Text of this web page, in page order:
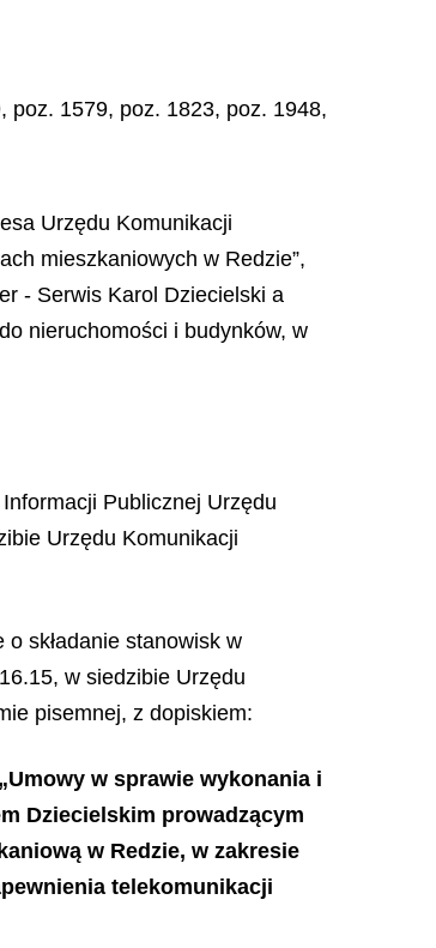
poz. 1579, poz. 1823, poz. 1948,
Urzędu Komunikacji
mieszkaniowych w Redzie”,
- Serwis Karol Dziecielski a
nieruchomości i budynków, w
Publicznej Urzędu
Urzędu Komunikacji
składanie stanowisk w
w siedzibie Urzędu
pisemnej, z dopiskiem:
w sprawie wykonania i
Dziecielskim prowadzącym
w Redzie, w zakresie
telekomunikacji